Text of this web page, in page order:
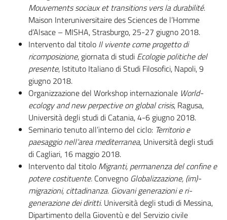
Mouvements sociaux et transitions vers la durabilité.
Maison Interuniversitaire des Sciences de l’Homme
d’Alsace – MISHA, Strasburgo, 25-27 giugno 2018.
Intervento dal titolo Il vivente come progetto di
ricomposizione, giornata di studi Ecologiepolitiche del
presente, Istituto Italiano di Studi Filosofici, Napoli, 9
giugno 2018.
Organizzazione del Workshop internazionale World-
ecology and new perpective on global crisis, Ragusa,
Università degli studi di Catania, 4-6 giugno 2018.
Seminario tenuto all’interno del ciclo: Territorioe
paesaggio nell’area mediterranea, Università degli studi
di Cagliari, 16 maggio 2018.
Intervento dal titolo Migranti, permanenza del confine e
potere costituente. Convegno Globalizzazione, (im)-
migrazioni, cittadinanza. Giovani generazioni e ri-
generazione dei diritti. Università degli studi di Messina,
Dipartimento della Gioventù e del Servizio civile